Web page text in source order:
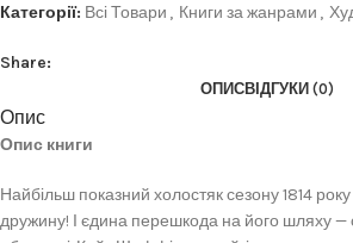
Категорії: Всі Товари , Книги за жанрами ,
Share:
ОПИСВІДГУКИ (0)
Опис
Опис книги
Найбільш показний холостяк сезону 1814
дружину! І єдина перешкода на його шляху —